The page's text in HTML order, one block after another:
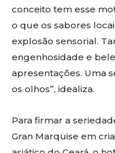
conceito tem esse
o que os sabores
explosão sensorial.
engenhosidade e
apresentações. Uma
os olhos”, idealiza.
Para firmar a
Gran Marquise em